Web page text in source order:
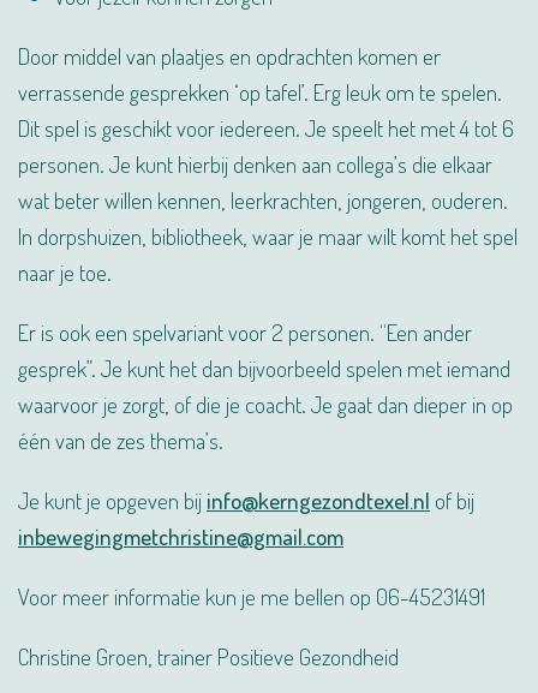
Door middel van plaatjes en opdrachten komen er
verrassende gesprekken ‘op tafel’. Erg leuk om te spelen.
Dit spel is geschikt voor iedereen. Je speelt het met 4 tot 6
personen. Je kunt hierbij denken aan collega’s die elkaar
wat beter willen kennen, leerkrachten, jongeren, ouderen.
In dorpshuizen, bibliotheek, waar je maar wilt komt het spel
naar je toe.
Er is ook een spelvariant voor 2 personen. “Een ander
gesprek”. Je kunt het dan bijvoorbeeld spelen met iemand
waarvoor je zorgt, of die je coacht. Je gaat dan dieper in op
één van de zes thema’s.
Je kunt je opgeven bij info@kerngezondtexel.nl of bij
inbewegingmetchristine@gmail.com
Voor meer informatie kun je me bellen op 06-45231491
Christine Groen, trainer Positieve Gezondheid